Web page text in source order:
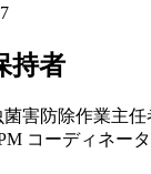
持者
菌害防除作業主任
コーディネータ